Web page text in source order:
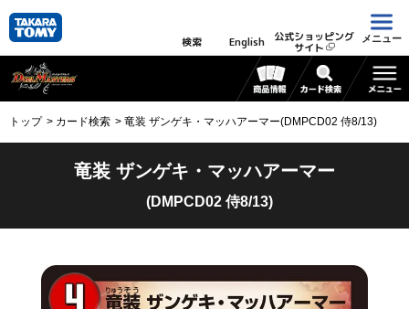
検索 English 公式ショッピング
サイト
メニュー
トップ カード検索 竜装 ザンゲキ・マッハアーマー(DMPCD02 侍8/13)
竜装 ザンゲキ・マッハアーマー
(DMPCD02 侍8/13)